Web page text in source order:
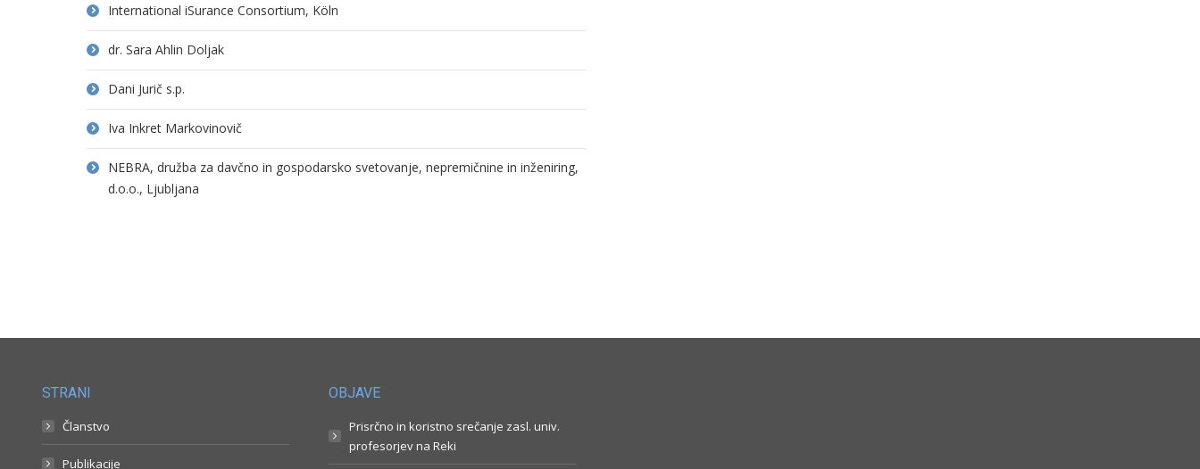
International iSurance Consortium, Köln
dr. Sara Ahlin Doljak
Dani Jurič s.p.
Iva Inkret Markovinovič
NEBRA, družba za davčno in gospodarsko svetovanje, nepremičnine in inženiring,
d.o.o., Ljubljana
STRANI
Članstvo
Publikacije
OBJAVE
Prisrčno in koristno srečanje zasl. univ.
profesorjev na Reki